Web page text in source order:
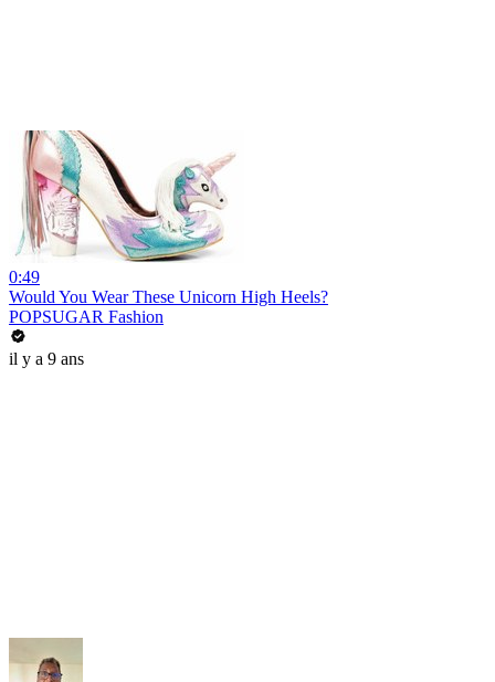
0:49
Would You Wear These Unicorn High Heels?
POPSUGAR Fashion
il y a 9 ans